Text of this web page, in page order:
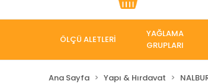
ÖLÇÜ ALETLERİ
YAĞLAMA
GRUPLARI
Ana Sayfa Yapı & Hırdavat